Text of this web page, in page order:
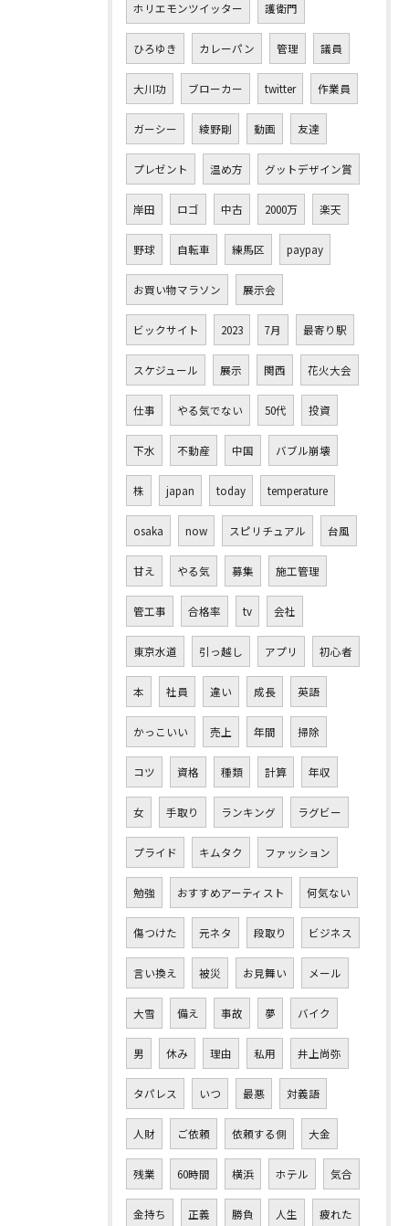
ホリエモンツイッター 護衛門
ひろゆき カレーパン 管理 議員
大川功 ブローカー twitter 作業員
ガーシー 綾野剛 動画 友達
プレゼント 温め方 グットデザイン賞
岸田 ロゴ 中古 2000万 楽天
野球 自転車 練馬区 paypay
お買い物マラソン 展示会
ビックサイト 2023 7月 最寄り駅
スケジュール 展示 関西 花火大会
仕事 やる気でない 50代 投資
下水 不動産 中国 バブル崩壊
株 japan today temperature
osaka now スピリチュアル 台風
甘え やる気 募集 施工管理
管工事 合格率 tv 会社
東京水道 引っ越し アプリ 初心者
本 社員 違い 成長 英語
かっこいい 売上 年間 掃除
コツ 資格 種類 計算 年収
女 手取り ランキング ラグビー
プライド キムタク ファッション
勉強 おすすめアーティスト 何気ない
傷つけた 元ネタ 段取り ビジネス
言い換え 被災 お見舞い メール
大雪 備え 事故 夢 バイク
男 休み 理由 私用 井上尚弥
タパレス いつ 最悪 対義語
人財 ご依頼 依頼する側 大金
残業 60時間 横浜 ホテル 気合
金持ち 正義 勝負 人生 疲れた